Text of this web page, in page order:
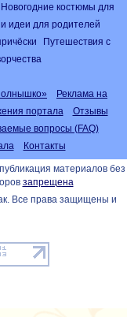
Новогодние костюмы для
идеи для родителей
Путешествия с
Реклама на
портала
Отзывы
вопросы (FAQ)
Контакты
материалов без
запрещена
Все права защищены и